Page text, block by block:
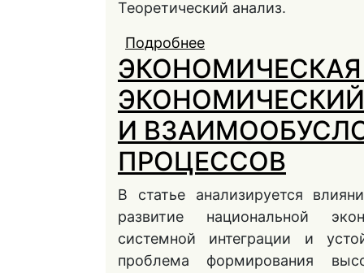
Теоретический анализ.
Подробнее
сектора России
И
ПРОЦЕССОВ
В статье анализируется
развитие национальной
системной интеграции и
проблема формирования